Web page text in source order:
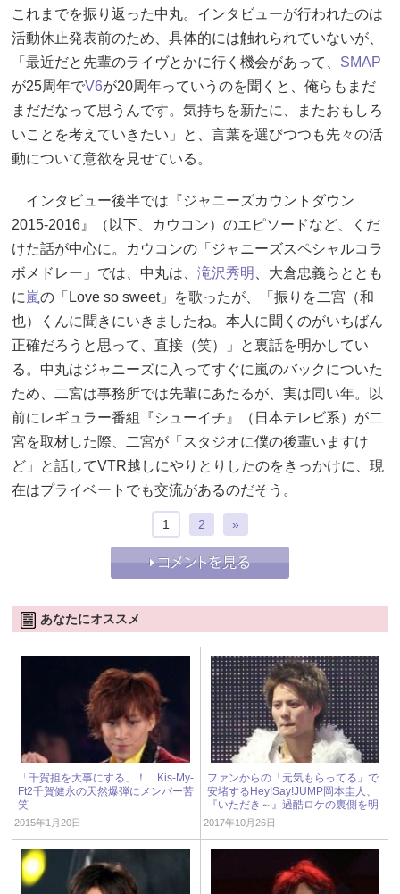
これまでを振り返った中丸。インタビューが行われたのは
活動休止発表前のため、具体的には触れられていないが、
「最近だと先輩のライヴとかに行く機会があって、 SMAP
が25周年でV6が20周年っていうのを聞くと、俺らもまだ
まだだなって思うんです。気持ちを新たに、またおもしろ
いことを考えていきたい」と、言葉を選びつつも先々の活
動について意欲を見せている。
インタビュー後半では『ジャニーズカウントダウン
2015-2016』（以下、カウコン）のエピソードなど、くだ
けた話が中心に。カウコンの「ジャニーズスペシャルコラ
ボメドレー」では、中丸は、 滝沢秀明
、大倉忠義らととも
に 嵐の「Love so sweet」を歌ったが、「振りを二宮（和
也）くんに聞きにいきましたね。本人に聞くのがいちばん
正確だろうと思って、直接（笑）」と裏話を明かしてい
る。中丸はジャニーズに入ってすぐに嵐のバックについた
ため、二宮は事務所では先輩にあたるが、実は同い年。以
前にレギュラー番組『シューイチ』（日本テレビ系）が二
宮を取材した際、二宮が「スタジオに僕の後輩いますけ
ど」と話してVTR越しにやりとりしたのをきっかけに、現
在はプライベートでも交流があるのだそう。
1 2 »
あなたにオススメ
「千賀担を大事にする」！ Kis-My-
Ft2千賀健永の天然爆弾にメンバー苦
笑
2015年1月20日
ファンからの「元気もらってる」で
安堵するHey!Say!JUMP岡本圭人、
『いただき～』過酷ロケの裏側を明
かす！
2017年10月26日